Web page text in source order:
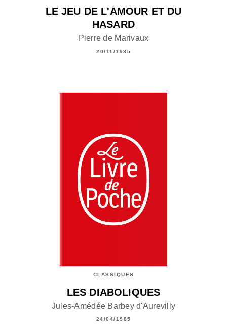
LE JEU DE L'AMOUR ET DU
HASARD
Pierre de Marivaux
20/11/1985
CLASSIQUES
LES DIABOLIQUES
Jules-Amédée Barbey d'Aurevilly
24/04/1985